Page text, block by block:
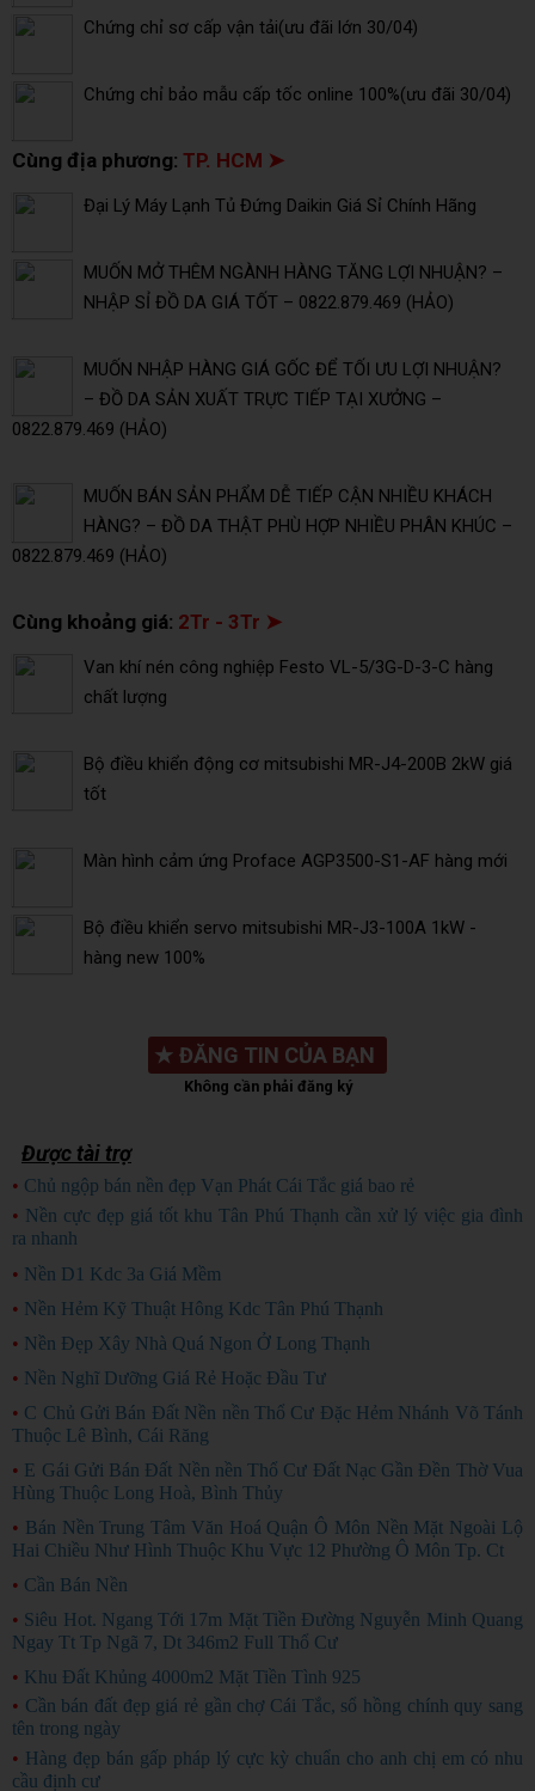
Chứng chỉ sơ cấp vận tải(ưu đãi lớn 30/04)
Chứng chỉ bảo mẫu cấp tốc online 100%(ưu đãi 30/04)
Cùng địa phương: TP. HCM ➤
Đại Lý Máy Lạnh Tủ Đứng Daikin Giá Sỉ Chính Hãng
MUỐN MỞ THÊM NGÀNH HÀNG TĂNG LỢI NHUẬN? –
NHẬP SỈ ĐỒ DA GIÁ TỐT – 0822.879.469 (HẢO)
MUỐN NHẬP HÀNG GIÁ GỐC ĐỂ TỐI ƯU LỢI NHUẬN?
– ĐỒ DA SẢN XUẤT TRỰC TIẾP TẠI XƯỞNG –
0822.879.469 (HẢO)
MUỐN BÁN SẢN PHẨM DỄ TIẾP CẬN NHIỀU KHÁCH
HÀNG? – ĐỒ DA THẬT PHÙ HỢP NHIỀU PHÂN KHÚC –
0822.879.469 (HẢO)
Cùng khoảng giá: 2Tr - 3Tr ➤
Van khí nén công nghiệp Festo VL-5/3G-D-3-C hàng
chất lượng
Bộ điều khiển động cơ mitsubishi MR-J4-200B 2kW giá
tốt
Màn hình cảm ứng Proface AGP3500-S1-AF hàng mới
Bộ điều khiển servo mitsubishi MR-J3-100A 1kW -
hàng new 100%
★ ĐĂNG TIN CỦA BẠN
Không cần phải đăng ký
Được tài trợ
• Chủ ngộp bán nền đẹp Vạn Phát Cái Tắc giá bao rẻ
• Nền cực đẹp giá tốt khu Tân Phú Thạnh cần xử lý việc gia đình
ra nhanh
• Nền D1 Kdc 3a Giá Mềm
• Nền Hẻm Kỹ Thuật Hông Kdc Tân Phú Thạnh
• Nền Đẹp Xây Nhà Quá Ngon Ở Long Thạnh
• Nền Nghĩ Dưỡng Giá Rẻ Hoặc Đầu Tư
• C Chủ Gửi Bán Đất Nền nền Thổ Cư Đặc Hẻm Nhánh Võ Tánh
Thuộc Lê Bình, Cái Răng
• E Gái Gửi Bán Đất Nền nền Thổ Cư Đất Nạc Gần Đền Thờ Vua
Hùng Thuộc Long Hoà, Bình Thủy
• Bán Nền Trung Tâm Văn Hoá Quận Ô Môn Nền Mặt Ngoài Lộ
Hai Chiều Như Hình Thuộc Khu Vực 12 Phường Ô Môn Tp. Ct
• Cần Bán Nền
• Siêu Hot. Ngang Tới 17m Mặt Tiền Đường Nguyễn Minh Quang
Ngay Tt Tp Ngã 7, Dt 346m2 Full Thổ Cư
• Khu Đất Khủng 4000m2 Mặt Tiền Tình 925
• Cần bán đất đẹp giá rẻ gần chợ Cái Tắc, sổ hồng chính quy sang
tên trong ngày
• Hàng đẹp bán gấp pháp lý cực kỳ chuẩn cho anh chị em có nhu
cầu định cư